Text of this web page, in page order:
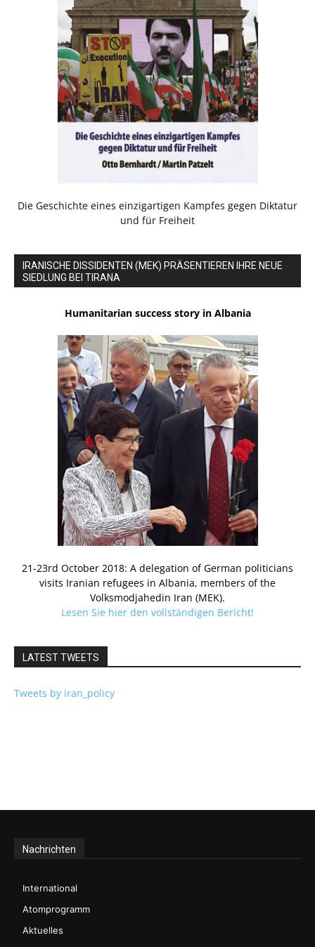
Die Geschichte eines einzigartigen Kampfes gegen Diktatur
und für Freiheit
IRANISCHE DISSIDENTEN (MEK) PRÄSENTIEREN IHRE NEUE
SIEDLUNG BEI TIRANA
Humanitarian success story in Albania
21-23rd October 2018: A delegation of German politicians
visits Iranian refugees in Albania, members of the
Volksmodjahedin Iran (MEK).
Lesen Sie hier den vollständigen Bericht!
LATEST TWEETS
Tweets by iran_policy
Nachrichten
International
Atomprogramm
Aktuelles